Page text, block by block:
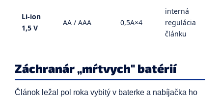
Li-ion
1,5 V
AA / AAA 0,5A×4
interná
regulácia
článku
Záchranár „mŕtvych" batérií
Článok ležal pol roka vybitý v baterke a nabíjačka ho